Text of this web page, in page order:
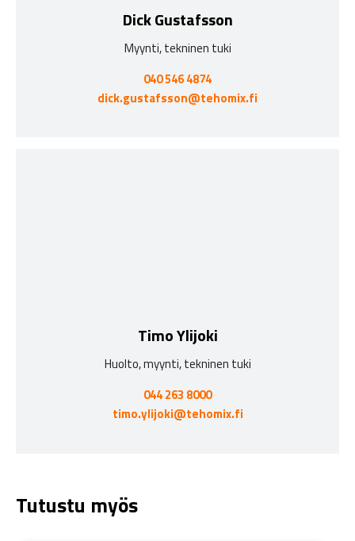
Dick Gustafsson
Myynti, tekninen tuki
040 546 4874
dick.gustafsson@tehomix.fi
Timo Ylijoki
Huolto, myynti, tekninen tuki
044 263 8000
timo.ylijoki@tehomix.fi
Tutustu myös